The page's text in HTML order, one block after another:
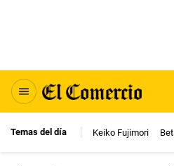
Temas del día Keiko Fujimori